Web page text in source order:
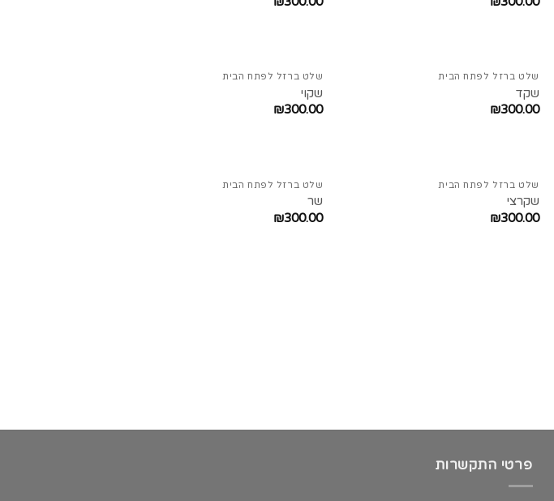
שלט ברזל לפתח הבית
שקד
₪300.00
שלט ברזל לפתח הבית
שקוי
₪300.00
שלט ברזל לפתח הבית
שקרצי
₪300.00
שלט ברזל לפתח הבית
שר
₪300.00
פרטי התקשרות